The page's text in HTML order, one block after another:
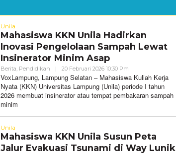
Unila
Mahasiswa KKN Unila Hadirkan
Inovasi Pengelolaan Sampah Lewat
Insinerator Minim Asap
Berita Pendidikan | 20 Februari 2026 10:30 Pm
VoxLampung
VoxLampung, Lampung Selatan – Mahasiswa Kuliah Kerja
Nyata (KKN) Universitas Lampung (Unila) periode I tahun
2026 membuat insinerator atau tempat pembakaran sampah
minim
Unila
Mahasiswa KKN Unila Susun Peta
Jalur Evakuasi Tsunami di Way Lunik